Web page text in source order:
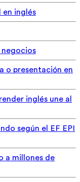
en inglés
negocios
o presentación en
inglés une al
según el EF EPI
a millones de